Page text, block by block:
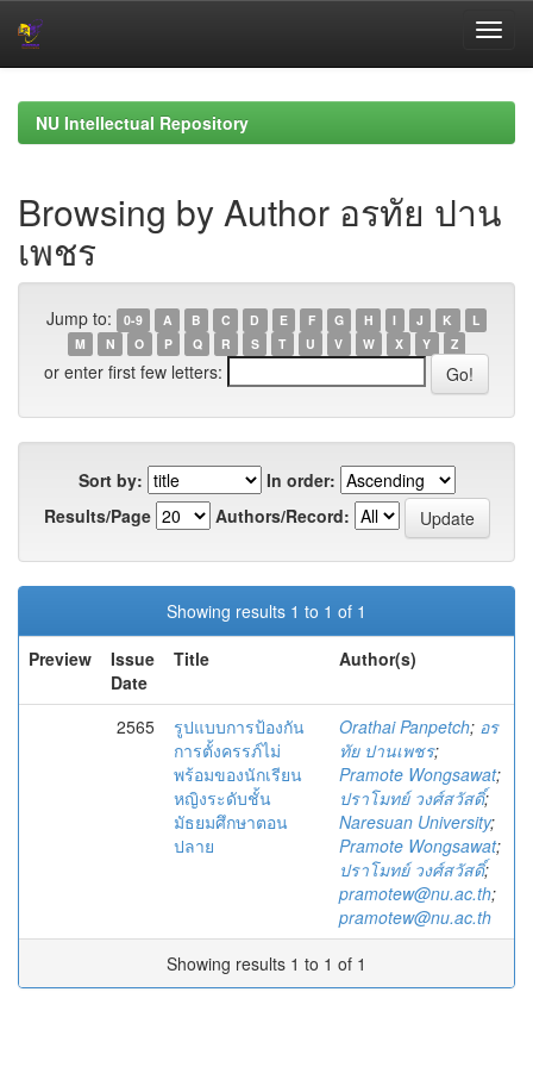
navigationNU Intellectual Repository
Browsing by Author อรทัย ปาน
เพชร
Jump to: 0-9 A B C D E F G H I J K
L
M
N O P Q R S T U V W X Y Z
or enter first few letters:
Sort by:
In order:
Results/Page
Authors/Record:
Showing results 1 to 1 of 1
Preview
Issue
Date
Title Author(s)
2565
รูปแบบการป้องกัน
การตั้งครรภ์ไม่
พร้อมของนักเรียน
หญิงระดับชั้น
มัธยมศึกษาตอน
ปลาย
Orathai Panpetch; อร
ทัย ปานเพชร;
Pramote Wongsawat;
ปราโมทย์ วงศ์สวัสดิ์;
Naresuan University;
Pramote Wongsawat;
ปราโมทย์ วงศ์สวัสดิ์;
pramotew@nu.ac.th;
pramotew@nu.ac.th
Showing results 1 to 1 of 1